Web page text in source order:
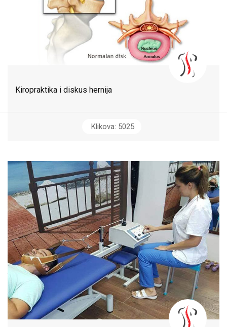
Kiropraktika i diskus hernija
Klikova: 5025